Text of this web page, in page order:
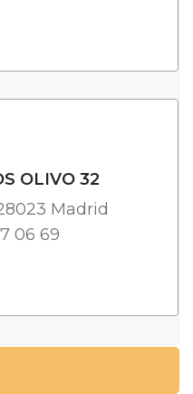
OLIVO 32
Madrid
06 69